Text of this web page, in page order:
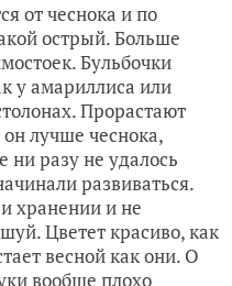
от чеснока и по
острый. Больше
Бульбочки
у амариллиса или
Прорастают
лучше чеснока,
ни разу не удалось
развиваться.
хранении и не
Цветет красиво, как
весной как они. О
вообще плохо